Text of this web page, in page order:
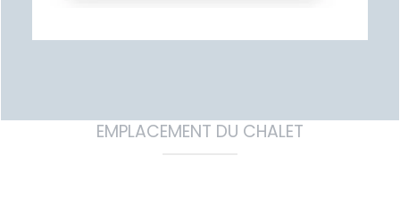
EMPLACEMENT DU CHALET